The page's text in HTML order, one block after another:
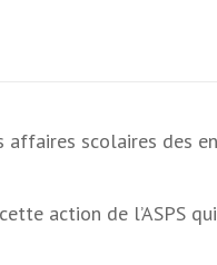
affaires scolaires des
action de l’ASPS